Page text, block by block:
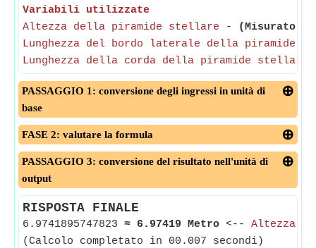
Variabili utilizzate
Altezza della piramide stellare -
(Misurato
Lunghezza del bordo laterale della piramide
Lunghezza della corda della piramide stellare
PASSAGGIO 1: conversione degli ingressi in unità di
base
FASE 2: valutare la formula
PASSAGGIO 3: conversione del risultato nell'unità di
output
RISPOSTA FINALE
6.9741895747823 ≈ 6.97419 Metro <-- Altezza
(Calcolo completato in 00.007 secondi)